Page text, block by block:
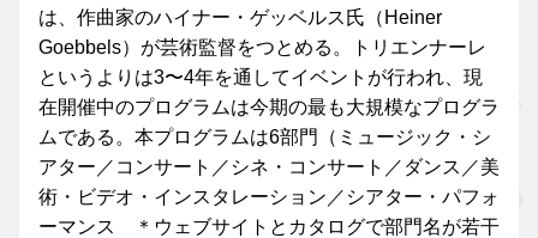
は、作曲家のハイナー・ゲッベルス氏（Heiner
Goebbels）が芸術監督をつとめる。トリエンナーレ
というよりは3〜4年を通してイベントが行われ、現
在開催中のプログラムは今期の最も大規模なプログラ
ムである。本プログラムは6部門（ミュージック・シ
アター／コンサート／シネ・コンサート／ダンス／美
術・ビデオ・インスタレーション／シアター・パフォ
ーマンス ＊ウェブサイトとカタログで部門名が若干